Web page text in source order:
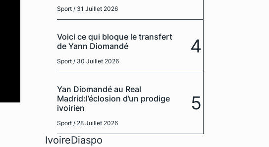
Sport / 31 Juillet 2026
Voici ce qui bloque le transfert
de Yann Diomandé
Sport / 30 Juillet 2026
4
Yan Diomandé au Real
Madrid:l’éclosion d’un prodige
ivoirien
Sport / 28 Juillet 2026
5
IvoireDiaspo